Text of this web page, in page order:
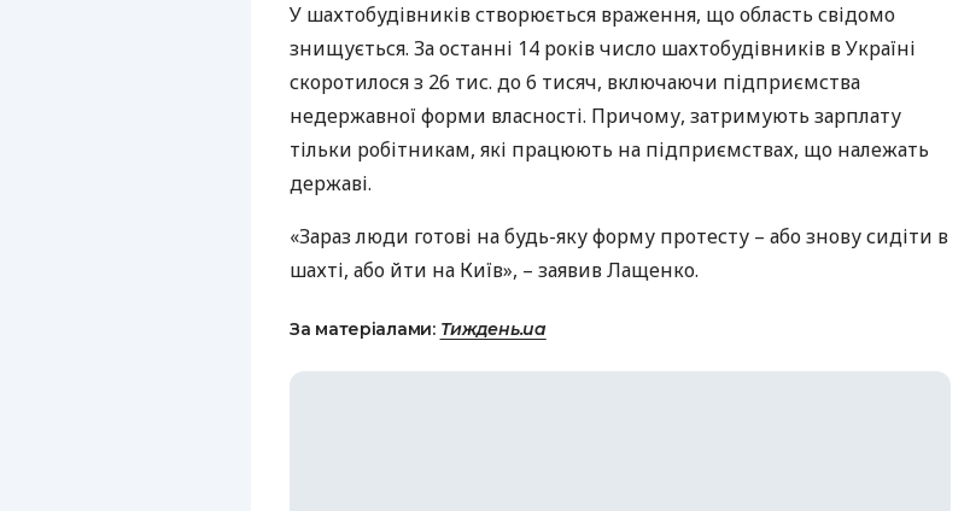
У шахтобудівників створюється враження, що область свідомо
знищується. За останні 14 років число шахтобудівників в Україні
скоротилося з 26 тис. до 6 тисяч, включаючи підприємства
недержавної форми власності. Причому, затримують зарплату
тільки робітникам, які працюють на підприємствах, що належать
державі.
«Зараз люди готові на будь-яку форму протесту – або знову сидіти в
шахті, або йти на Київ», – заявив Лащенко.
За матеріалами: Тиждень.ua